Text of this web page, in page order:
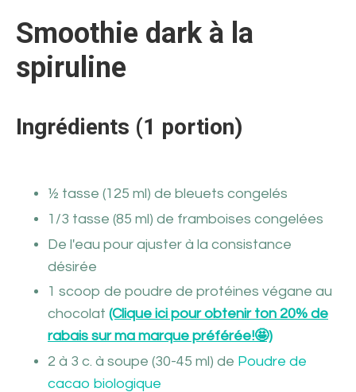
Smoothie dark à la
spiruline
Ingrédients (1 portion)
½ tasse (125 ml) de bleuets congelés
1/3 tasse (85 ml) de framboises congelées
De l'eau pour ajuster à la consistance
désirée
1 scoop de poudre de protéines végane au
chocolat (Clique ici pour obtenir ton 20% de
rabais sur ma marque préférée!🤩)
2 à 3 c. à soupe (30-45 ml) de Poudre de
cacao biologique